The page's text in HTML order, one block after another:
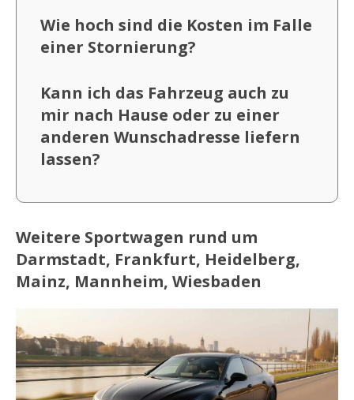
Wie hoch sind die Kosten im Falle
einer Stornierung?
Kann ich das Fahrzeug auch zu
mir nach Hause oder zu einer
anderen Wunschadresse liefern
lassen?
Weitere Sportwagen rund um
Darmstadt, Frankfurt, Heidelberg,
Mainz, Mannheim, Wiesbaden